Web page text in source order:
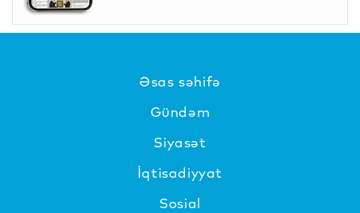
Əsas səhifə
Gündəm
Siyasət
İqtisadiyyat
Sosial